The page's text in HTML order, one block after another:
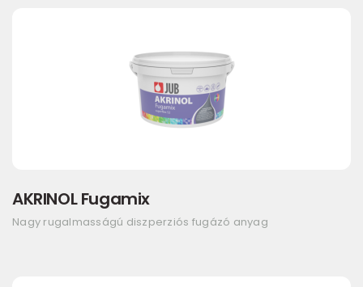
AKRINOL Fugamix
Nagy rugalmasságú diszperziós fugázó anyag